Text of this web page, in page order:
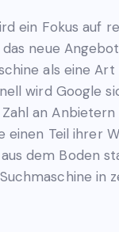
ein Fokus auf
neue
als eine
wird Google
an
Teil ihrer
dem Boden
in